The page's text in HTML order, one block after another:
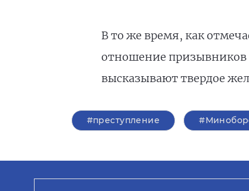
В то же время, как
отношение призывников
высказывают твердое
#преступление